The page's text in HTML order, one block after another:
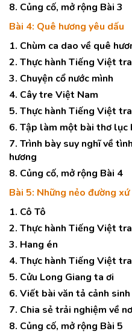
8. Củng cố, mở rộng Bài 3
Bài 4: Quê hương yêu dấu
1. Chùm ca dao về quê
2. Thực hành Tiếng Việt
3. Chuyện cổ nước mình
4. Cây tre Việt Nam
5. Thực hành Tiếng Việt
6. Tập làm một bài thơ lục
7. Trình bày suy nghĩ về
hương
8. Củng cố, mở rộng Bài 4
Bài 5: Những nẻo đường
1. Cô Tô
2. Thực hành Tiếng Việt
3. Hang én
4. Thực hành Tiếng Việt
5. Cửu Long Giang ta ơi
6. Viết bài văn tả cảnh
7. Chia sẻ trải nghiệm về
8. Củng cố, mở rộng Bài 5